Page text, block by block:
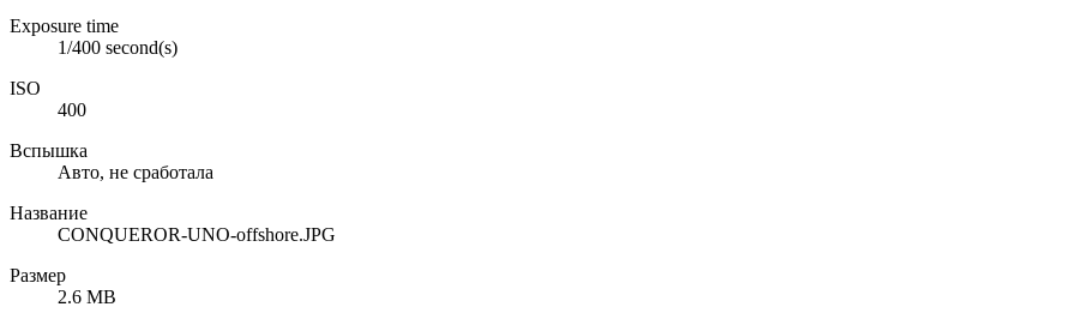
Exposure time
1/400 second(s)
ISO
400
Вспышка
Авто, не сработала
Название
CONQUEROR-UNO-offshore.JPG
Размер
2.6 MB